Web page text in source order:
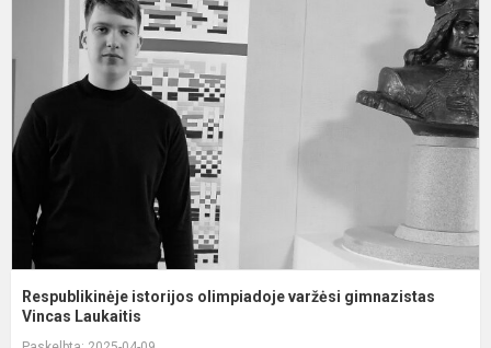
Respublikinėje istorijos olimpiadoje varžėsi gimnazistas
Vincas Laukaitis